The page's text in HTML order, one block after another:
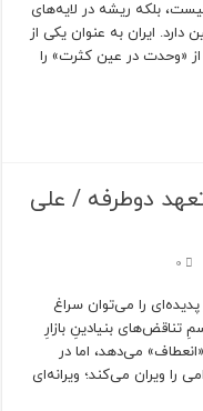
بلکه ریشه در لایه‌های
ایران به عنوان یکی از
«وحدت در عین کثرت» را
دوطرفه / علی
0
را می‌توان سراغ
تناقض‌های بنیادینِ بازارِ
«انعطاف» می‌دهد، اما در
را ویران می‌کند؛ ویرانه‌ای